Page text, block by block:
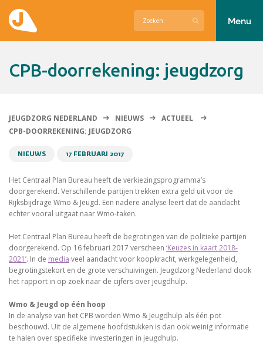
Menu
CPB-doorrekening: jeugdzorg
JEUGDZORG NEDERLAND NIEUWS
ACTUEEL
CPB-DOORREKENING: JEUGDZORG
NIEUWS 17 FEBRUARI 2017
Het Centraal Plan Bureau heeft de verkiezingsprogramma’s
doorgerekend. Verschillende partijen trekken extra geld uit voor de
Rijksbijdrage Wmo & Jeugd. Een nadere analyse leert dat de aandacht
echter vooral uitgaat naar Wmo-taken.
Het Centraal Plan Bureau heeft de begrotingen van de politieke partijen
doorgerekend. Op 16 februari 2017 verscheen ‘Keuzes in kaart 2018-
2021’. In de media veel aandacht voor koopkracht, werkgelegenheid,
begrotingstekort en de grote verschuivingen. Jeugdzorg Nederland dook
het rapport in op zoek naar de cijfers over jeugdhulp.
Wmo & Jeugd op één hoop
In de analyse van het CPB worden Wmo & Jeugdhulp als één pot
beschouwd. Uit de algemene hoofdstukken is dan ook weinig informatie
te halen over specifieke investeringen in jeugdhulp.